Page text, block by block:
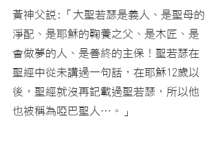
黃神父說:「大聖若瑟是義人、是聖母的
淨配、是耶穌的鞠養之父、是木匠、是
會做夢的人、是善終的主保！聖若瑟在
聖經中從未講過一句話，在耶穌12歲以
後，聖經就沒再記載過聖若瑟，所以他
也被稱為啞巴聖人…。」